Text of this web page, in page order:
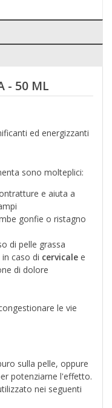
- 50 ML
ed energizzanti
sono molteplici:
e aiuta a
gonfie o ristagno
di pelle grassa
caso di cervicale e
di dolore
le vie
sulla pelle, oppure
potenziarne l'effetto.
nei seguenti